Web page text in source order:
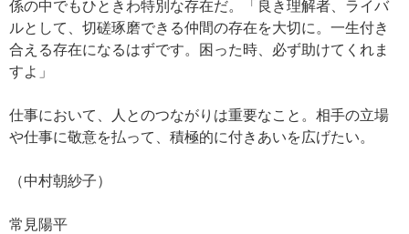
係の中でもひときわ特別な存在だ。「良き理解者、ライバ
ルとして、切磋琢磨できる仲間の存在を大切に。一生付き
合える存在になるはずです。困った時、必ず助けてくれま
すよ」
仕事において、人とのつながりは重要なこと。相手の立場
や仕事に敬意を払って、積極的に付きあいを広げたい。
（中村朝紗子）
常見陽平